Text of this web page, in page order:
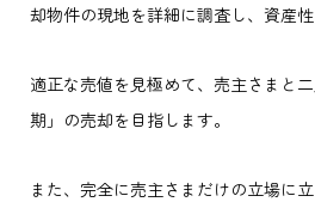
却物件の現地を詳細に調査し、資産性
適正な売値を見極めて、売主さまと
期」の売却を目指します。
また、完全に売主さまだけの立場に